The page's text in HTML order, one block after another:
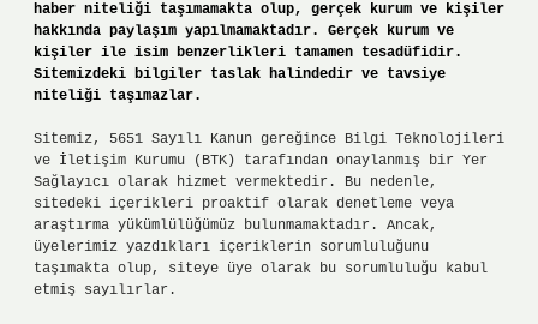
haber niteliği taşımamakta olup, gerçek kurum ve kişiler
hakkında paylaşım yapılmamaktadır. Gerçek kurum ve
kişiler ile isim benzerlikleri tamamen tesadüfidir.
Sitemizdeki bilgiler taslak halindedir ve tavsiye
niteliği taşımazlar.
Sitemiz, 5651 Sayılı Kanun gereğince Bilgi Teknolojileri
ve İletişim Kurumu (BTK) tarafından onaylanmış bir Yer
Sağlayıcı olarak hizmet vermektedir. Bu nedenle,
sitedeki içerikleri proaktif olarak denetleme veya
araştırma yükümlülüğümüz bulunmamaktadır. Ancak,
üyelerimiz yazdıkları içeriklerin sorumluluğunu
taşımakta olup, siteye üye olarak bu sorumluluğu kabul
etmiş sayılırlar.